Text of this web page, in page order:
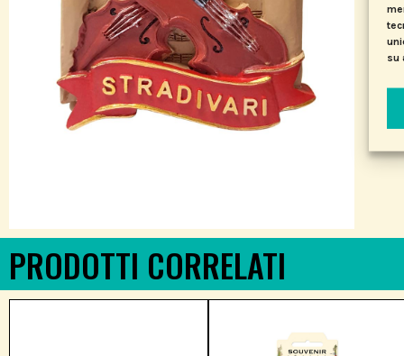
su
PRODOTTI CORRELATI